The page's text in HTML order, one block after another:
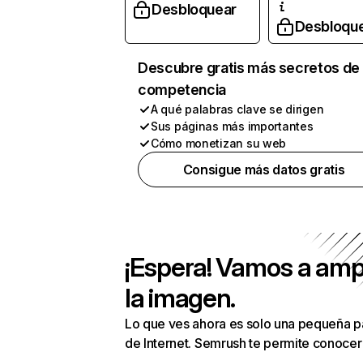
Desbloquear
Descubre gratis más secretos de
competencia
A qué palabras clave se dirigen
Sus páginas más importantes
Cómo monetizan su web
Consigue más datos gratis
¡Espera! Vamos a
la imagen.
Lo que ves ahora es solo una pequeña
de Internet. Semrush te permite